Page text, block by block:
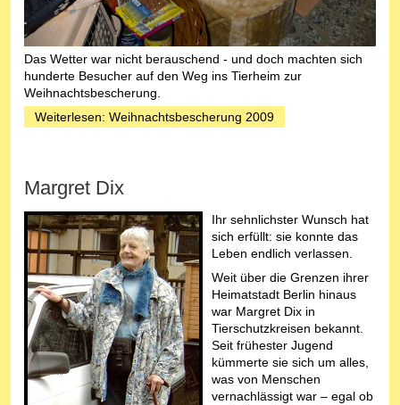
Das Wetter war nicht berauschend - und doch machten sich
hunderte Besucher auf den Weg ins Tierheim zur
Weihnachtsbescherung.
Weiterlesen: Weihnachtsbescherung 2009
Margret Dix
Ihr sehnlichster Wunsch hat
sich erfüllt: sie konnte das
Leben endlich verlassen.
Weit über die Grenzen ihrer
Heimatstadt Berlin hinaus
war Margret Dix in
Tierschutzkreisen bekannt.
Seit frühester Jugend
kümmerte sie sich um alles,
was von Menschen
vernachlässigt war – egal ob